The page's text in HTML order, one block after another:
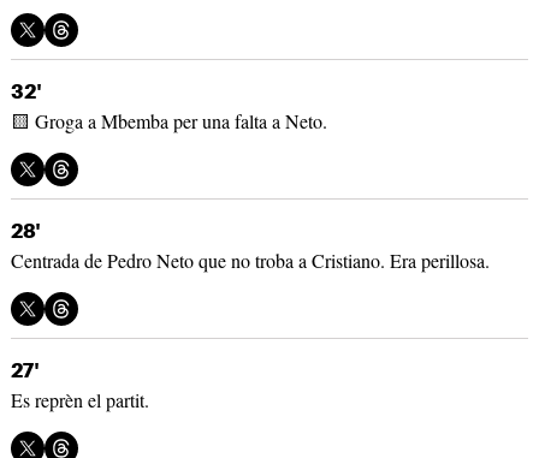
32'
🟨 Groga a Mbemba per una falta a Neto.
28'
Centrada de Pedro Neto que no troba a Cristiano. Era perillosa.
27'
Es reprèn el partit.